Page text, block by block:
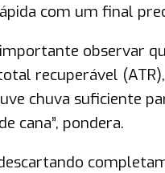
com um final
observar
recuperável
chuva suficiente
cana”, pondera.